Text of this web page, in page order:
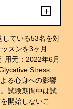
ている53名を対
スンを3ヶ月
用元：2022年6月
Stress
る心身への影響
試験期間中は試
開始しないこ